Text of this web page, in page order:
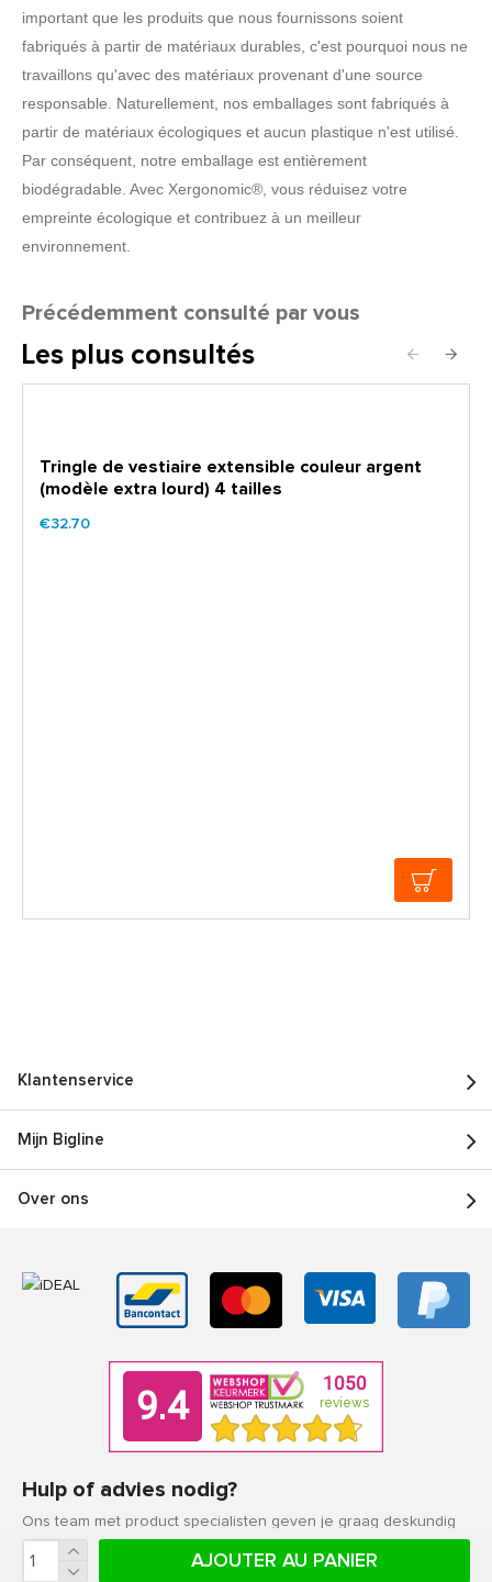
AJOUTER AU PANIER
important que les produits que nous fournissons soient
fabriqués à partir de matériaux durables, c'est pourquoi nous ne
travaillons qu'avec des matériaux provenant d'une source
responsable. Naturellement, nos emballages sont fabriqués à
partir de matériaux écologiques et aucun plastique n'est utilisé.
Par conséquent, notre emballage est entièrement
biodégradable. Avec Xergonomic®, vous réduisez votre
empreinte écologique et contribuez à un meilleur
environnement.
Précédemment consulté par vous
Les plus consultés
Tringle de vestiaire extensible couleur argent
(modèle extra lourd) 4 tailles
€32.70
Klantenservice
Mijn Bigline
Over ons
Hulp of advies nodig?
Ons team met product specialisten geven je graag deskundig
advies.